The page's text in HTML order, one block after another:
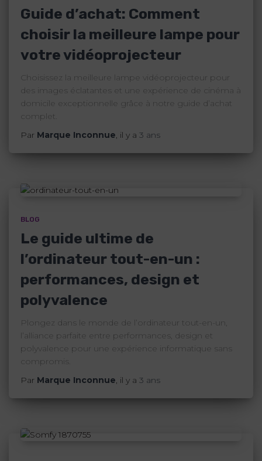
Guide d’achat: Comment
choisir la meilleure lampe pour
votre vidéoprojecteur
Choisissez la meilleure lampe vidéoprojecteur pour
des images éclatantes et une expérience de cinéma à
domicile exceptionnelle grâce à notre guide d’achat
complet.
Par Marque Inconnue, il y a 3 ans
BLOG
Le guide ultime de
l’ordinateur tout-en-un :
performances, design et
polyvalence
Plongez dans le monde de l’ordinateur tout-en-un,
l’alliance parfaite entre performances, design et
polyvalence pour une expérience informatique sans
compromis.
Par Marque Inconnue, il y a 3 ans